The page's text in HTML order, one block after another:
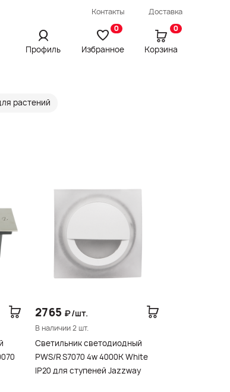
Контакты Доставка
Профиль
0
Избранное
0
Корзина
растений
2765 ₽/шт.
В наличии 2 шт.
Светильник светодиодный
PWS/R S7070 4w 4000K White
IP20 для ступеней Jazzway